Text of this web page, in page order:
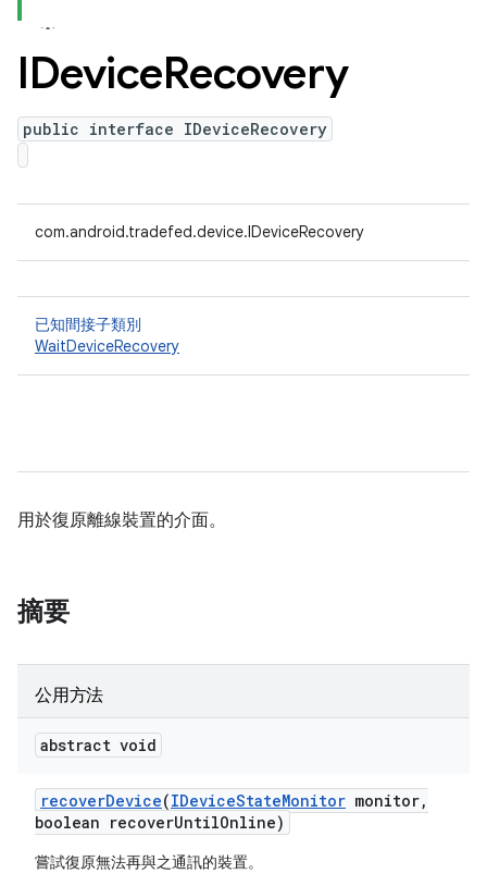
IDeviceRecovery
public interface IDeviceRecovery
com.android.tradefed.device.IDeviceRecovery
已知間接子類別
WaitDeviceRecovery
用於復原離線裝置的介面。
摘要
公用方法
abstract void
recoverDevice(IDeviceStateMonitor monitor,
boolean recoverUntilOnline)
嘗試復原無法再與之通訊的裝置。